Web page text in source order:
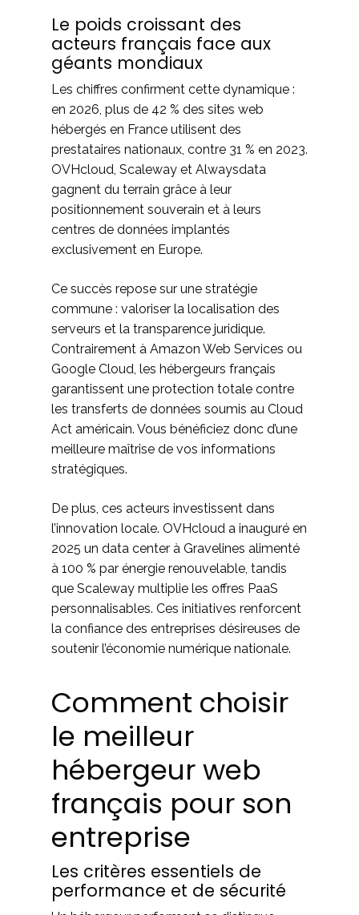
Le poids croissant des
acteurs français face aux
géants mondiaux
Les chiffres confirment cette dynamique :
en 2026, plus de 42 % des sites web
hébergés en France utilisent des
prestataires nationaux, contre 31 % en 2023.
OVHcloud, Scaleway et Alwaysdata
gagnent du terrain grâce à leur
positionnement souverain et à leurs
centres de données implantés
exclusivement en Europe.
Ce succès repose sur une stratégie
commune : valoriser la localisation des
serveurs et la transparence juridique.
Contrairement à Amazon Web Services ou
Google Cloud, les hébergeurs français
garantissent une protection totale contre
les transferts de données soumis au Cloud
Act américain. Vous bénéficiez donc d’une
meilleure maîtrise de vos informations
stratégiques.
De plus, ces acteurs investissent dans
l’innovation locale. OVHcloud a inauguré en
2025 un data center à Gravelines alimenté
à 100 % par énergie renouvelable, tandis
que Scaleway multiplie les offres PaaS
personnalisables. Ces initiatives renforcent
la confiance des entreprises désireuses de
soutenir l’économie numérique nationale.
Comment choisir
le meilleur
hébergeur web
français pour son
entreprise
Les critères essentiels de
performance et de sécurité